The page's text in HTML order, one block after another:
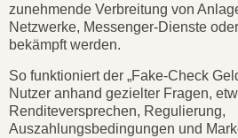
zunehmende Verbreitung von
Netzwerke, Messenger-Dienste
bekämpft werden.
So funktioniert der „Fake-Check
Nutzer anhand gezielter Fragen,
Renditeversprechen, Regulierung,
Auszahlungsbedingungen und